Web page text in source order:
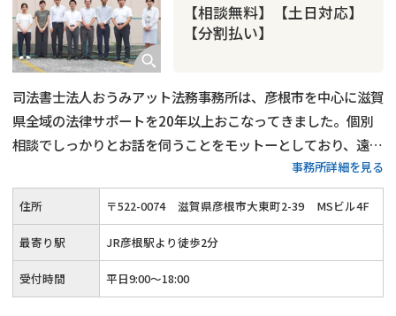
【相談無料】【土日対応】
【分割払い】
司法書士法人おうみアット法務事務所は、彦根市を中心に滋賀
県全域の法律サポートを20年以上おこなってきました。個別
相談でしっかりとお話を伺うことをモットーとしており、遠方
や入院中などでご来所できない場合は出張相談も可能です。初
回相談は無料で、どんな些細な悩みでも丁寧なアドバイスをい
たします。
滋賀県エリアで借金問題に悩んでいるときは、ぜひ
お気軽にお問い合わせください。
事務所詳細を見る
住所 〒522-0074 滋賀県彦根市大東町2-39 MSビル4F
最寄り駅 JR彦根駅より徒歩2分
受付時間 平日9:00〜18:00